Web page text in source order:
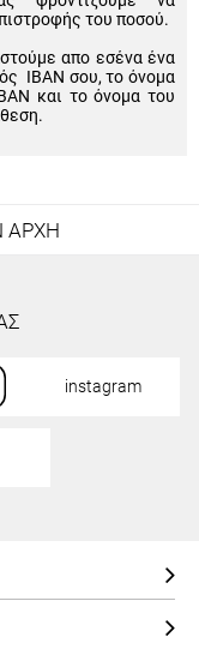
του ποσού.
απο εσένα ένα
IBAN σου, το όνομα
και το όνομα του
ΑΡΧΗ
instagram